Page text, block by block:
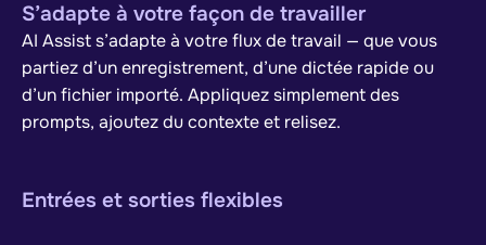
S’adapte à votre façon de travailler
AI Assist s’adapte à votre flux de travail — que vous
partiez d’un enregistrement, d’une dictée rapide ou
d’un fichier importé. Appliquez simplement des
prompts, ajoutez du contexte et relisez.
Entrées et sorties flexibles